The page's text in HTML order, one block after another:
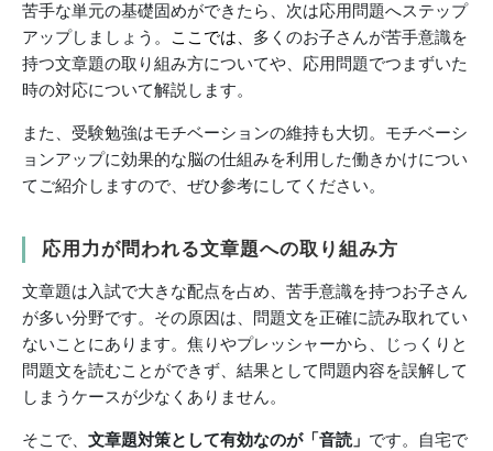
苦手な単元の基礎固めができたら、次は応用問題へステップ
アップしましょう。
ここでは、 多くのお子さんが苦手意識を
持つ文章題の取り組み方についてや、応用問題でつまずいた
時の対応について解説します。
また、受験勉強はモチベーションの維持も大切。モチベーシ
ョンアップに効果的な脳の仕組みを利用した働きかけについ
てご紹介しますので、ぜひ参考にしてください。
応用力が問われる文章題への取り組み方
文章題は入試で大きな配点を占め、苦手意識を持つお子さん
が多い分野です。その原因は、問題文を正確に読み取れてい
ないことにあります。焦りやプレッシャーから、じっくりと
問題文を読むことができず、結果として問題内容を誤解して
しまうケースが少なくありません。
そこで、 文章題対策として有効なのが「音読」 です。自宅で